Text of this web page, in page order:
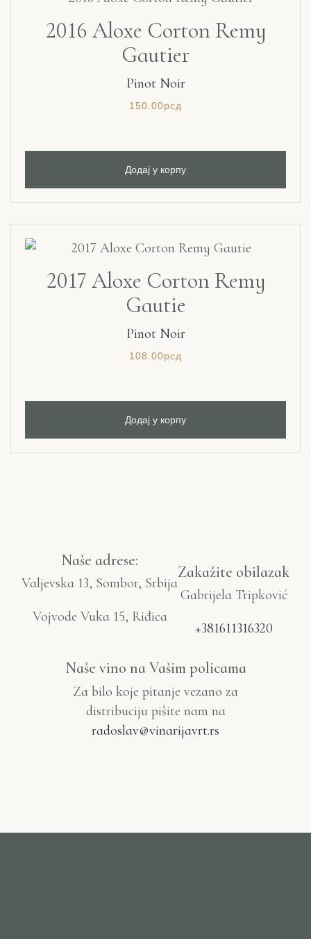
2016 Aloxe Corton Remy
Gautier
Pinot Noir
150.00рсд
Додај у корпу
2017 Aloxe Corton Remy
Gautie
Pinot Noir
108.00рсд
Додај у корпу
Naše adrese:
Valjevska 13, Sombor, Srbija
Vojvode Vuka 15, Riđica
Zakažite obilazak
Gabrijela Tripković
+381611316320
Naše vino na Vašim policama
Za bilo koje pitanje vezano za
distribuciju pišite nam na
radoslav@vinarijavrt.rs